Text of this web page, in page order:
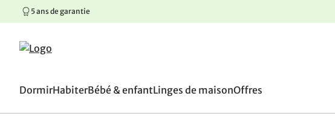
Aller au contenu principal
Aller à la navigation principale
Aller au pied de page
5 ans de garantie
DormirHabiterBébé & enfantLinges de maisonOffres